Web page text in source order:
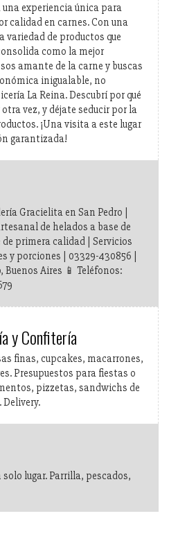
experiencia única para
calidad en carnes. Con una
de productos que
como la mejor
amante de la carne y buscas
inigualable, no
La Reina. Descubrí por qué
vez, y déjate seducir por la
¡Una visita a este lugar
garantizada!
Gracielita en San Pedro |
de helados a base de
primera calidad | Servicios
porciones | 03329-430856 |
Buenos Aires 📱 Teléfonos:
y Confitería
finas, cupcakes, macarrones,
Presupuestos para fiestas o
pizzetas, sandwichs de
lugar. Parrilla, pescados,